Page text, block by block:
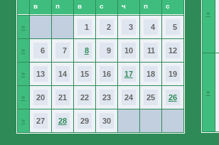
в п в с ч п с
» 1 2 3 4 5
» 6 7 8 9 10 11 12
» 13 14 15 16 17 18 19
» 20 21 22 23 24 25 26
» 27 28 29 30
»
»